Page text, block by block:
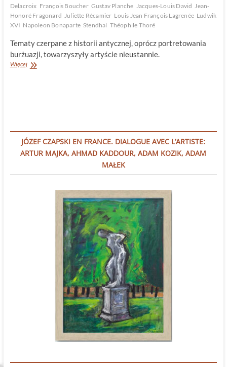
Delacroix François Boucher Gustav Planche Jacques-Louis David Jean-
Honoré Fragonard Juliette Récamier Louis Jean François Lagrenée Ludwik
XVI Napoleon Bonaparte Stendhal Théophile Thoré
Tematy czerpane z historii antycznej, oprócz portretowania
burżuazji, towarzyszyły artyście nieustannie.
WięcejJacques-
JÓZEF CZAPSKI EN FRANCE. DIALOGUE AVEC L’ARTISTE:
ARTUR MAJKA, AHMAD KADDOUR, ADAM KOZIK, ADAM
MAŁEK